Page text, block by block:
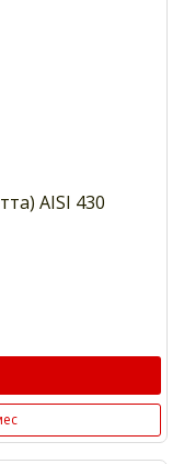
AISI 430